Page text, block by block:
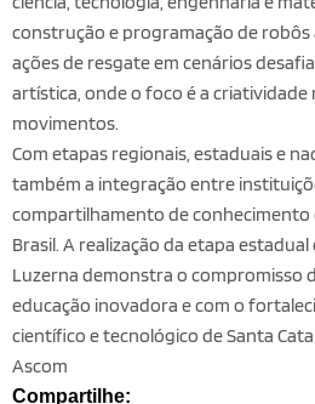
construção e programação de
ações de resgate em cenários
artística, onde o foco é a criatividade
movimentos.
Com etapas regionais, estaduais e
também a integração entre
compartilhamento de
Brasil. A realização da etapa estadual
Luzerna demonstra o compromisso
educação inovadora e com o
científico e tecnológico de Santa
Ascom
Compartilhe: